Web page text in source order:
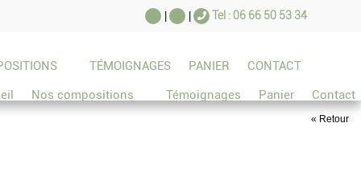
Tel : 06 66 50 53 34
TÉMOIGNAGES PANIER
CONTACT
Nos compositions Témoignages Panier Contact
« Retour